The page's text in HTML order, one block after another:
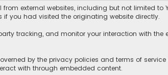
from external websites, including but not limited to
you had visited the originating website directly.
tracking, and monitor your interaction with
by the privacy policies and terms of
with through embedded content.